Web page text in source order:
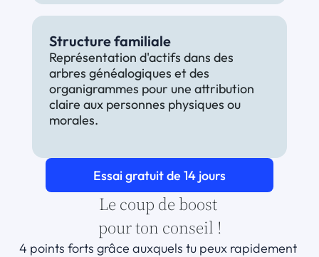
Structure familiale
Représentation d'actifs dans des
arbres généalogiques et des
organigrammes pour une attribution
claire aux personnes physiques ou
morales.
Essai gratuit de 14 jours
Le coup de boost
pour ton conseil !
4 points forts grâce auxquels tu peux rapidement